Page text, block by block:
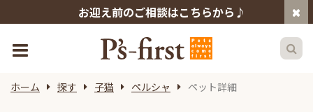
お迎え前のご相談はこちらから♪
ホーム 探す 子猫 ペルシャ ペット詳細